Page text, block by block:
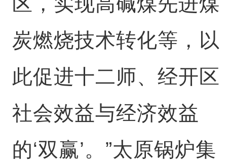
炭燃烧技术转化等，以
此促进十二师、经开区
社会效益与经济效益
的‘双赢’。”太原锅炉集